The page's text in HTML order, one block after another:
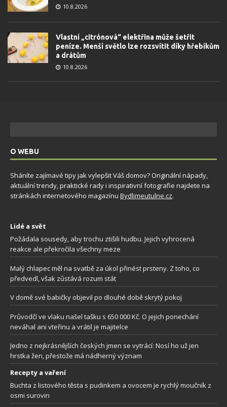
10.8.2026
Vlastní „citrónová“ elektřina může šetřit
peníze. Menší světlo lze rozsvítit díky hřebíkům
a drátům
10.8.2026
O WEBU
Sháníte zajímavé tipy jak vylepšit Váš domov? Originální nápady,
aktuální trendy, praktické rady i inspirativní fotografie najdete na
stránkách internetového magazínu Bydlimeutulne.cz.
Lidé a svět
Požádala sousedy, aby trochu ztišili hudbu. Jejich vyhrocená
reakce ale překročila všechny meze
Malý chlapec měl na svatbě za úkol přinést prsteny. Z toho, co
předvedl, však zůstává rozum stát
V domě své babičky objevil po dlouhé době skrytý pokoj
Průvodčí ve vlaku našel tašku s 650 000 Kč. O jejich ponechání
neváhal ani vteřinu a vrátil je majitelce
Jedno z nejkrásnějších českých jmen se vytrácí: Nosí ho už jen
hrstka žen, přestože má nádherný význam
Recepty a vaření
Buchta z listového těsta s pudinkem a ovocem je rychlý moučník z
osmi surovin